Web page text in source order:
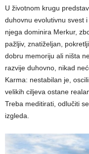
U životnom krugu
duhovnu evolutivnu svest
njega dominira Merkur,
pažljiv, znatiželjan,
dobru memoriju ali ništa
razvije duhovno, nikad
Karma: nestabilan je,
velikih ciljeva ostane
Treba meditirati, odlučiti
izgleda.